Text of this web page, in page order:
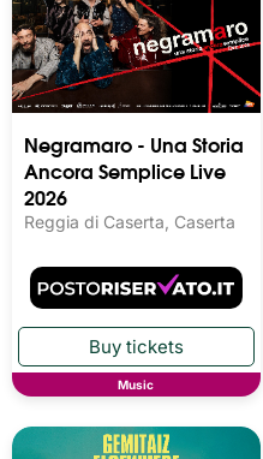
Negramaro - Una Storia
Ancora Semplice Live
2026
Reggia di Caserta, Caserta
Music